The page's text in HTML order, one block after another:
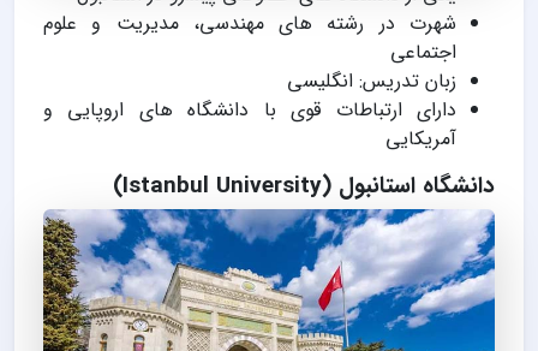
شهرت در رشته های مهندسی، مدیریت و علوم
اجتماعی
زبان تدریس: انگلیسی
دارای ارتباطات قوی با دانشگاه های اروپایی و
آمریکایی
دانشگاه استانبول (Istanbul University)